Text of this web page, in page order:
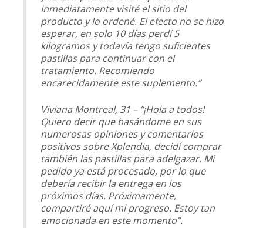
Inmediatamente visité el sitio del
producto y lo ordené. El efecto no se hizo
esperar, en solo 10 días perdí 5
kilogramos y todavía tengo suficientes
pastillas para continuar con el
tratamiento. Recomiendo
encarecidamente este suplemento.”
Viviana Montreal, 31 – “¡Hola a todos!
Quiero decir que basándome en sus
numerosas opiniones y comentarios
positivos sobre Xplendia, decidí comprar
también las pastillas para adelgazar. Mi
pedido ya está procesado, por lo que
debería recibir la entrega en los
próximos días. Próximamente,
compartiré aquí mi progreso. Estoy tan
emocionada en este momento”.